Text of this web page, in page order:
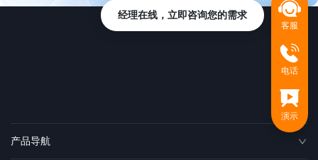
产品导航
客服
电话
演示
经理在线，立即咨询您的需求